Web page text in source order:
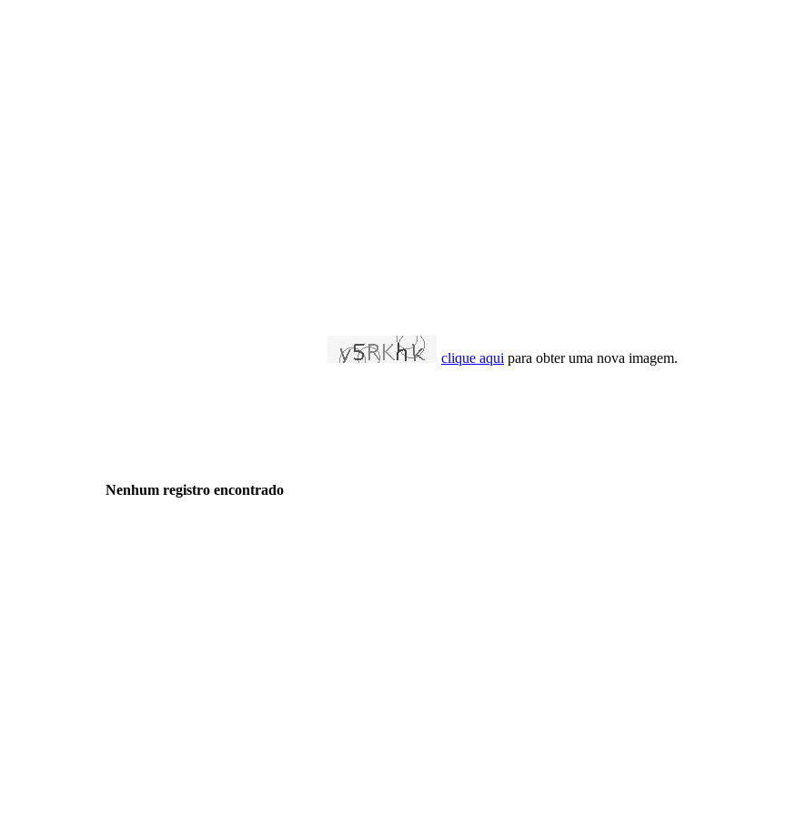
clique aqui para obter uma nova imagem.
Nenhum registro encontrado